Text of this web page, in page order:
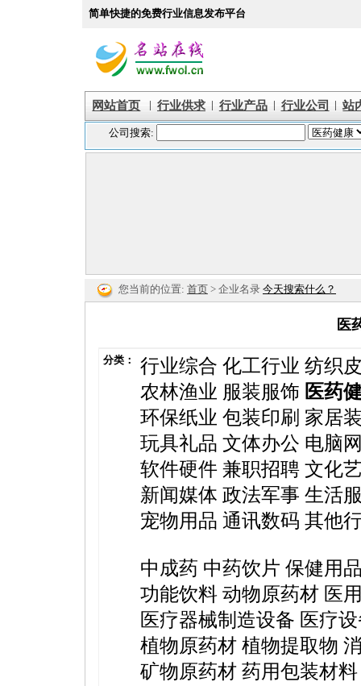
简单快捷的免费行业信息发布平台
网站首页 | 行业供求 | 行业产品 | 行业公司 | 站
您当前的位置: 首页 > 企业名录 今天搜索什么？
医
分类： 行业综合 化工行业 纺织
农林渔业 服装服饰 医药
环保纸业 包装印刷 家居
玩具礼品 文体办公 电脑
软件硬件 兼职招聘 文化
新闻媒体 政法军事 生活
宠物用品 通讯数码 其他
中成药 中药饮片 保健用
功能饮料 动物原药材 医
医疗器械制造设备 医疗
植物原药材 植物提取物
矿物原药材 药用包装材料